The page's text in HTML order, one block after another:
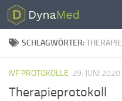
Zum Inhalt springen
SCHLAGWÖRTER:THERAPIE
IVF PROTOKOLLE 29. JUNI 2020
Therapieprotokoll